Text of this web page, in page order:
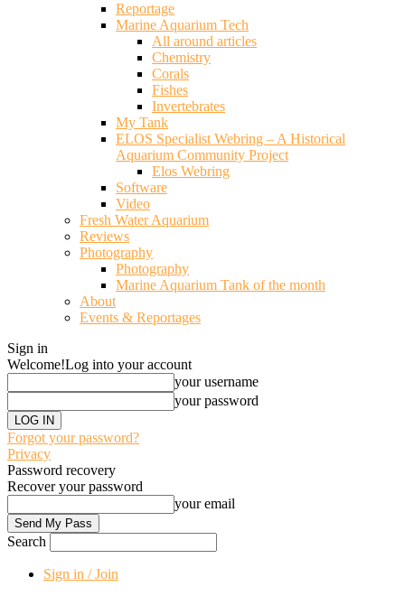
Reportage
Marine Aquarium Tech
All around articles
Chemistry
Corals
Fishes
Invertebrates
My Tank
ELOS Specialist Webring – A Historical
Aquarium Community Project
Elos Webring
Software
Video
Fresh Water Aquarium
Reviews
Photography
Photography
Marine Aquarium Tank of the month
About
Events & Reportages
Sign in
Welcome!Log into your account
your username
your password
Forgot your password?
Privacy
Password recovery
Recover your password
your email
Search
Sign in / Join